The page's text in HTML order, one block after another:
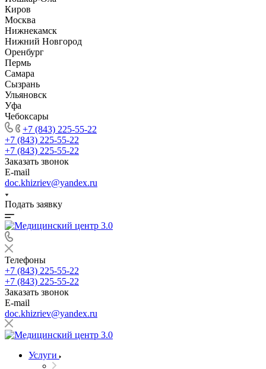
Киров
Москва
Нижнекамск
Нижний Новгород
Оренбург
Пермь
Самара
Сызрань
Ульяновск
Уфа
Чебоксары
+7 (843) 225-55-22
+7 (843) 225-55-22
+7 (843) 225-55-22
Заказать звонок
E-mail
doc.khizriev@yandex.ru
Подать заявку
Телефоны
+7 (843) 225-55-22
+7 (843) 225-55-22
Заказать звонок
E-mail
doc.khizriev@yandex.ru
Услуги